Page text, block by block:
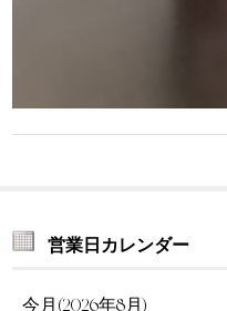
営業日カレンダー
今月(2026年8月)